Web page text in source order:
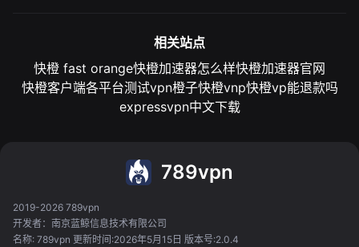
相关站点
快橙 fast orange快橙加速器怎么样快橙加速器官网
快橙客户端各平台测试vpn橙子快橙vnp快橙vp能退款吗
expressvpn中文下载
789vpn
2019-2026 789vpn
开发者：南京蓝鲸信息技术有限公司
名称: 789vpn 更新时间:2026年5月15日 版本号:2.0.4